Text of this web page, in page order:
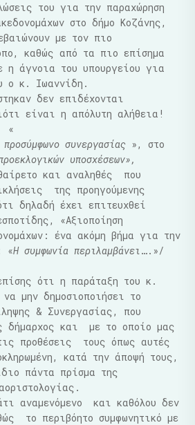
του για την παραχώρηση
στο δήμο Κοζάνης,
με τον πιο
καθώς από τα πιο επίσημα
η άγνοια του υπουργείου για
ο κ. Ιωαννίδη.
δεν επιδέχονται
είναι η απόλυτη αλήθεια!
«
συνεργασίας », στο
υποσχέσεων»,
και αναληθές
που
της προηγούμενης
δηλαδή έχει επιτευχθεί
«Αξιοποίηση
ένα ακόμη βήμα για την
«Η συμφωνία περιλαμβάνει….»/
ότι η παράταξη του κ.
μην δημοσιοποιήσει το
& Συνεργασίας, που
δήμαρχος και
με το οποίο μας
προθέσεις
τους όπως αυτές
κατά την άποψή τους,
πάντα πρίσμα της
αναμενόμενο
και καθόλου δεν
το περιβόητο συμφωνητικό με